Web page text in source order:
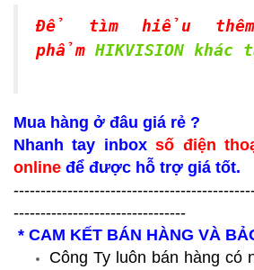
Để tìm hiểu
phẩm HIKVISION khác
Mua hàng ở đâu giá rẻ ?
Nhanh tay inboxsố điện
online để được hỗ trợ giá tốt.
--------------------------------
* CAM KẾT BÁN HÀNG VÀ
Công Ty luôn bán hàng có